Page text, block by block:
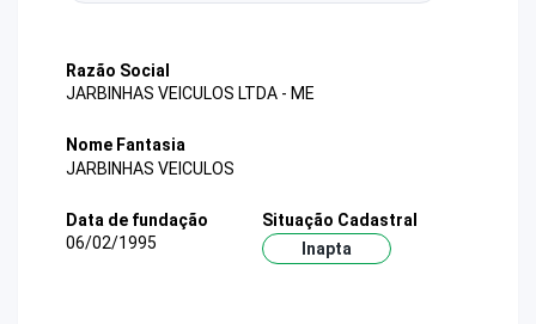
Razão Social
JARBINHAS VEICULOS LTDA - ME
Nome Fantasia
JARBINHAS VEICULOS
Data de fundação
06/02/1995
Situação Cadastral
Inapta